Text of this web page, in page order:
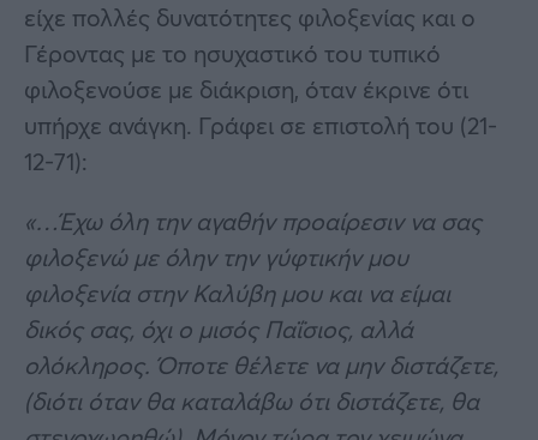
είχε πολλές δυνατότητες φιλοξενίας και ο
Γέροντας με το ησυχαστικό του τυπικό
φιλοξενούσε με διάκριση, όταν έκρινε ότι
υπήρχε ανάγκη. Γράφει σε επιστολή του (21-
12-71):
«…Έχω όλη την αγαθήν προαίρεσιν να σας
φιλοξενώ με όλην την γύφτικήν μου
φιλοξενία στην Καλύβη μου και να είμαι
δικός σας, όχι ο μισός Παΐσιος, αλλά
ολόκληρος. Όποτε θέλετε να μην διστάζετε,
(διότι όταν θα καταλάβω ότι διστάζετε, θα